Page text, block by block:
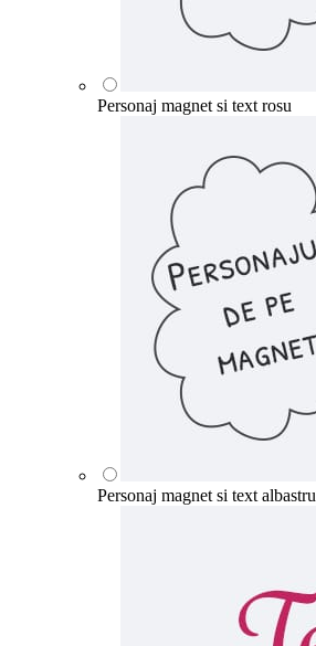
Personaj magnet si text rosu
Personaj magnet si text albastru